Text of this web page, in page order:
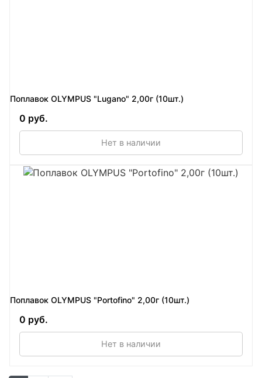
Поплавок OLYMPUS "Lugano" 2,00г (10шт.)
0 руб.
Нет в наличии
Поплавок OLYMPUS "Portofino" 2,00г (10шт.)
0 руб.
Нет в наличии